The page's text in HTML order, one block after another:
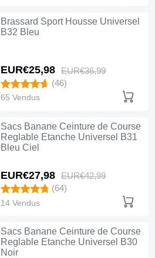
Brassard Sport Housse Universel
B32 Bleu
EUR€25,98 EUR€36,99
(46)
65 Vendus
Sacs Banane Ceinture de Course
Reglable Etanche Universel B31
Bleu Ciel
EUR€27,98 EUR€42,99
(64)
14 Vendus
Sacs Banane Ceinture de Course
Reglable Etanche Universel B30
Noir